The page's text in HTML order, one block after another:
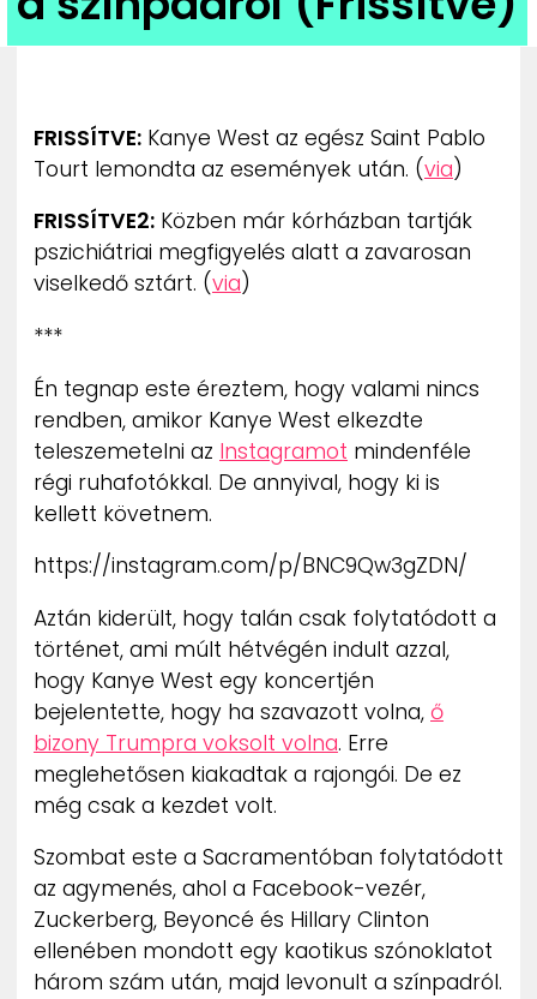
ZENE
PR-ARCHÍVUM
ADATKEZELÉSI TÁJÉKOZTATÓ
FRISSÍTVE: Kanye West az egész Saint Pablo
Tourt lemondta az események után. (via)
FRISSÍTVE2: Közben már kórházban tartják
pszichiátriai megfigyelés alatt a zavarosan
viselkedő sztárt. (via)
***
Én tegnap este éreztem, hogy valami nincs
rendben, amikor Kanye West elkezdte
teleszemetelni az Instagramot mindenféle
régi ruhafotókkal. De annyival, hogy ki is
kellett követnem.
https://instagram.com/p/BNC9Qw3gZDN/
Aztán kiderült, hogy talán csak folytatódott a
történet, ami múlt hétvégén indult azzal,
hogy Kanye West egy koncertjén
bejelentette, hogy ha szavazott volna, ő
bizony Trumpra voksolt volna. Erre
meglehetősen kiakadtak a rajongói. De ez
még csak a kezdet volt.
Szombat este a Sacramentóban folytatódott
az agymenés, ahol a Facebook-vezér,
Zuckerberg, Beyoncé és Hillary Clinton
ellenében mondott egy kaotikus szónoklatot
három szám után, majd levonult a színpadról.